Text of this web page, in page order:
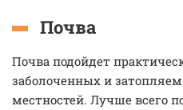
Почва
Почва подойдет
заболоченных и
местностей. Лучше всего